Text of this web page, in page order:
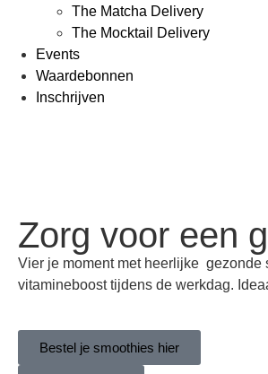
The Matcha Delivery
The Mocktail Delivery
Events
Waardebonnen
Inschrijven
Zorg voor een
Vier je moment met heerlijke gezonde
vitamineboost tijdens de werkdag.
Bestel je smoothies hier